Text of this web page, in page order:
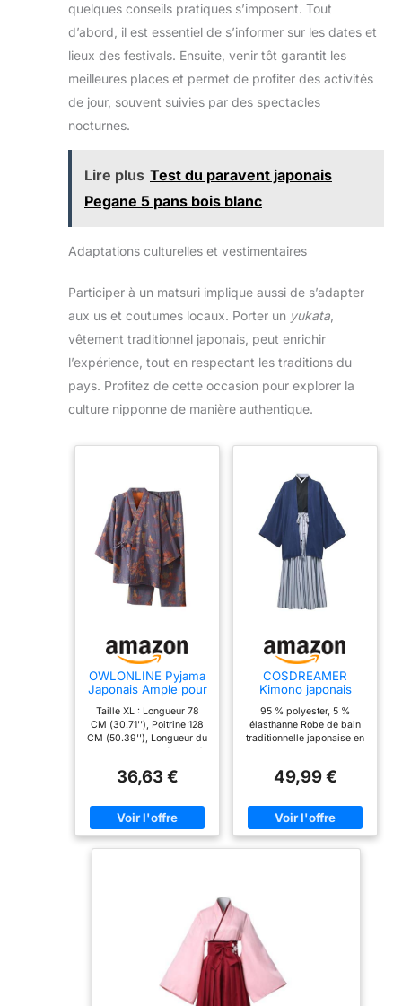
quelques conseils pratiques s’imposent. Tout
d’abord, il est essentiel de s’informer sur les dates et
lieux des festivals. Ensuite, venir tôt garantit les
meilleures places et permet de profiter des activités
de jour, souvent suivies par des spectacles
nocturnes.
Lire plus Test du paravent japonais
Pegane 5 pans bois blanc
Adaptations culturelles et vestimentaires
Participer à un matsuri implique aussi de s’adapter
aux us et coutumes locaux. Porter un yukata
vêtement traditionnel japonais, peut enrichir
l’expérience, tout en respectant les traditions du
pays. Profitez de cette occasion pour explorer la
culture nipponne de manière authentique.
OWLONLINE Pyjama
Japonais Ample pour
Taille XL : Longueur 78
CM (30.71''), Poitrine 128
CM (50.39''), Longueur du
pantalon 105 CM (41.34''),
Tissus en coton, texture
sensation de douceur,
adaptés aux vêtements
personnels, respirants et
confortables. Col en V, 2
ajuster la taille. Il peut être
porté toute l'année. Il
s'agit d'un très bon
cadeau pour les hommes,
qui peut être porté à la
maison, à la vapeur,
36,63 €
COSDREAMER
Kimono japonais
Noir et bleu, L
95 % polyester, 5 %
élasthanne Robe de bain
traditionnelle japonaise en
Kimono robe de chambre
rentrée, uniforme scolaire,
déguisement Parfait pour
Halloween, Noël,
représentations théâtrales,
49,99 €